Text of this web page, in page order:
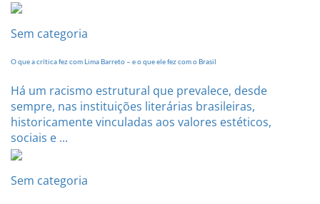
Sem categoria
O que a crítica fez com Lima Barreto – e o que ele fez com o Brasil
Há um racismo estrutural que prevalece, desde
sempre, nas instituições literárias brasileiras,
historicamente vinculadas aos valores estéticos,
sociais e ...
Sem categoria